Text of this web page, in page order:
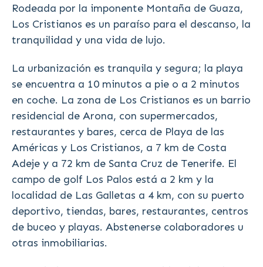
Rodeada por la imponente Montaña de Guaza,
Los Cristianos es un paraíso para el descanso, la
tranquilidad y una vida de lujo.
La urbanización es tranquila y segura; la playa
se encuentra a 10 minutos a pie o a 2 minutos
en coche. La zona de Los Cristianos es un barrio
residencial de Arona, con supermercados,
restaurantes y bares, cerca de Playa de las
Américas y Los Cristianos, a 7 km de Costa
Adeje y a 72 km de Santa Cruz de Tenerife. El
campo de golf Los Palos está a 2 km y la
localidad de Las Galletas a 4 km, con su puerto
deportivo, tiendas, bares, restaurantes, centros
de buceo y playas. Abstenerse colaboradores u
otras inmobiliarias.